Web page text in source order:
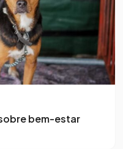
bem-estar